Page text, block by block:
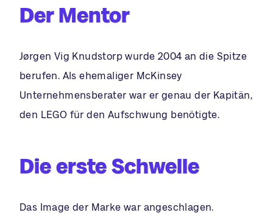
Der Mentor
Jørgen Vig Knudstorp wurde 2004 an die Spitze
berufen. Als ehemaliger McKinsey
Unternehmensberater war er genau der Kapitän,
den LEGO für den Aufschwung benötigte.
Die erste Schwelle
Das Image der Marke war angeschlagen.